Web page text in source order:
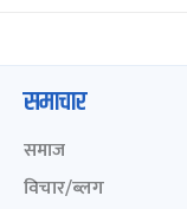
समाचार
समाज
विचार/ब्लग